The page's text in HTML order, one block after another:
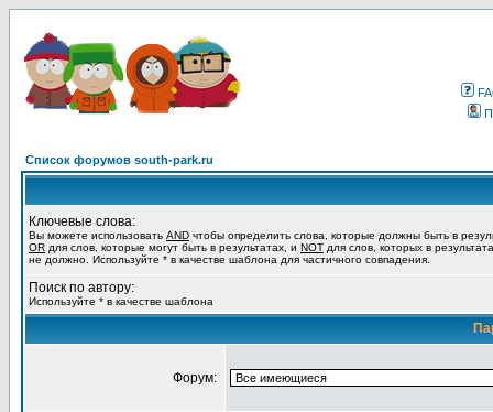
Список форумов south-park.ru
Ключевые слова:
Вы можете использовать AND чтобы определить слова, которые должны быть в
OR для слов, которые могут быть в результатах, и NOT для слов, которых в
не должно. Используйте * в качестве шаблона для частичного совпадения.
Поиск по автору:
Используйте * в качестве шаблона
Форум: